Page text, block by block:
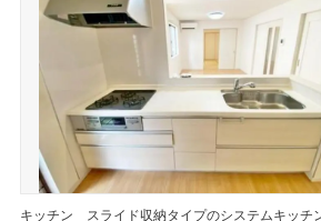
キッチン